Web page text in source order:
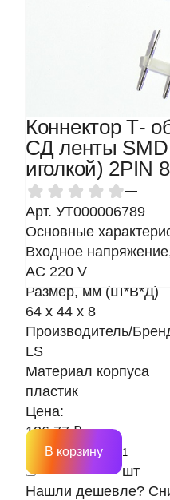
Коннектор Т-
СД ленты SMD
иголкой) 2PIN
—
Арт. УТ000006789
Основные
Входное
AC 220 V
Размер, мм (Ш*В*Д)
64 x 44 x 8
Производитель/
LS
Материал корпуса
пластик
Цена:
136.77 ₽
шт
В корзину
Нашли дешевле?